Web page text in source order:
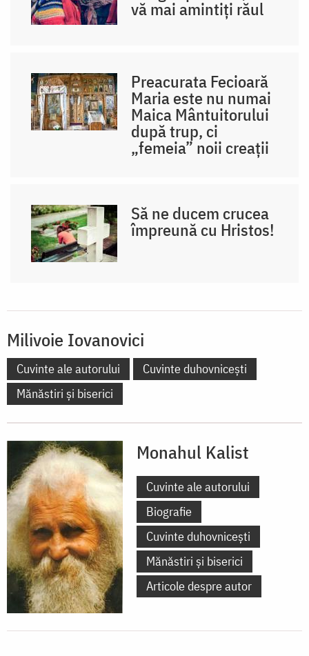
vă mai amintiți răul
Preacurata Fecioară
Maria este nu numai
Maica Mântuitorului
după trup, ci
„femeia” noii creații
Să ne ducem crucea
împreună cu Hristos!
Milivoie Iovanovici
Cuvinte ale autorului
Cuvinte duhovnicești
Mănăstiri și biserici
Monahul Kalist
Cuvinte ale autorului
Biografie
Cuvinte duhovnicești
Mănăstiri și biserici
Articole despre autor